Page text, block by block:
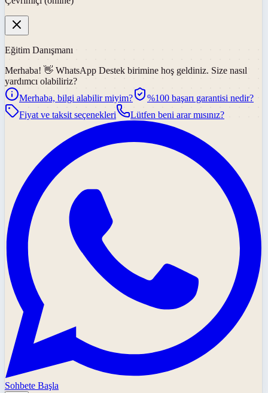
Eğitim Danışmanı
Merhaba! 👋 WhatsApp Destek birimine hoş geldiniz. Size nasıl
yardımcı olabiliriz?
Merhaba, bilgi alabilir miyim?
%100 başarı garantisi nedir?
Fiyat ve taksit seçenekleri
Lütfen beni arar mısınız?
Sohbete Başla